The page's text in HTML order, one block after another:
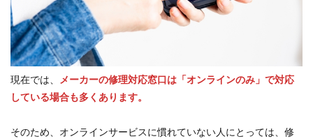
現在では、
メーカーの修理対応窓口は「オンラインのみ」で対応
している場合も多くあります。
そのため、オンラインサービスに慣れていない人にとっては、修